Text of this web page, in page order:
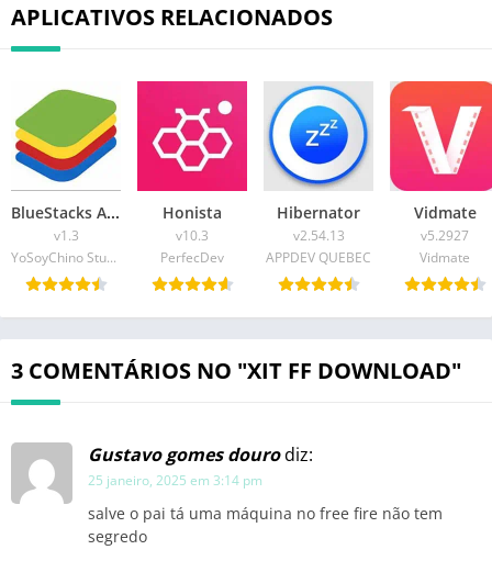
APLICATIVOS RELACIONADOS
BlueStacks APK
v1.3
YoSoyChino Studio & Katibos YT
Honista
v10.3
PerfecDev
Hibernator
v2.54.13
APPDEV QUEBEC
Vidmate
v5.2927
Vidmate
3 COMENTÁRIOS NO "XIT FF DOWNLOAD"
Gustavo gomes dourodiz:
25 janeiro, 2025 em 3:14 pm
salve o pai tá uma máquina no free fire não tem
segredo